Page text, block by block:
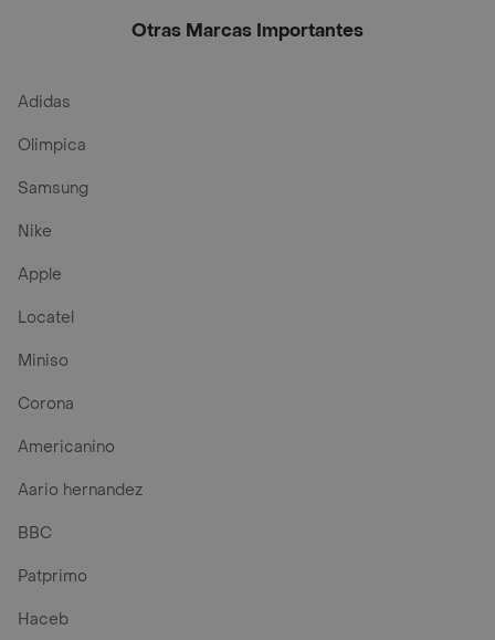
Hombre
Otras Marcas Importantes
Adidas
Olimpica
Samsung
Nike
Apple
Locatel
Miniso
Corona
Americanino
Aario hernandez
BBC
Patprimo
Haceb